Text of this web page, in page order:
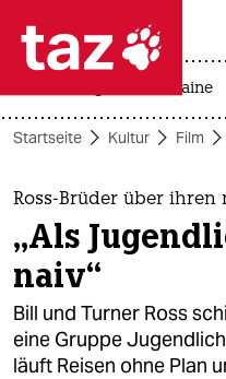
 taz
taz
themen
politik
öko
gesellschaft
krieg in der ukraine
Startseite Kultur Film
Ross-Brüder über ihren
„Als
naiv“
Bill und Turner Ross
eine Gruppe
läuft Reisen ohne Plan